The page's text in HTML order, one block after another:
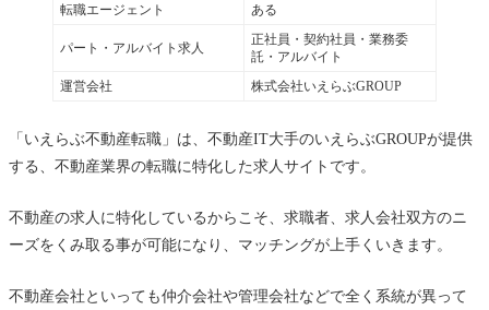
転職エージェント ある
パート・アルバイト求人
正社員・契約社員・業務委
託・アルバイト
運営会社 株式会社いえらぶGROUP
「いえらぶ不動産転職」は、不動産IT大手のいえらぶGROUPが提供
する、不動産業界の転職に特化した求人サイトです。
不動産の求人に特化しているからこそ、求職者、求人会社双方のニ
ーズをくみ取る事が可能になり、マッチングが上手くいきます。
不動産会社といっても仲介会社や管理会社などで全く系統が異って